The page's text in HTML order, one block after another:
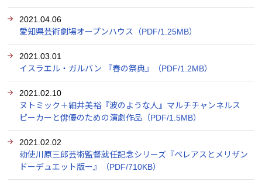
2021.04.06
愛知県芸術劇場オープンハウス（PDF/1.25MB）
2021.03.01
イスラエル・ガルバン 『春の祭典』（PDF/1.2MB）
2021.02.10
ヌトミック＋細井美裕『波のような人』マルチチャンネルス
ピーカーと俳優のための演劇作品（PDF/1.5MB）
2021.02.02
勅使川原三郎芸術監督就任記念シリーズ『ペレアスとメリザン
ドーデュエット版ー』（PDF/710KB）